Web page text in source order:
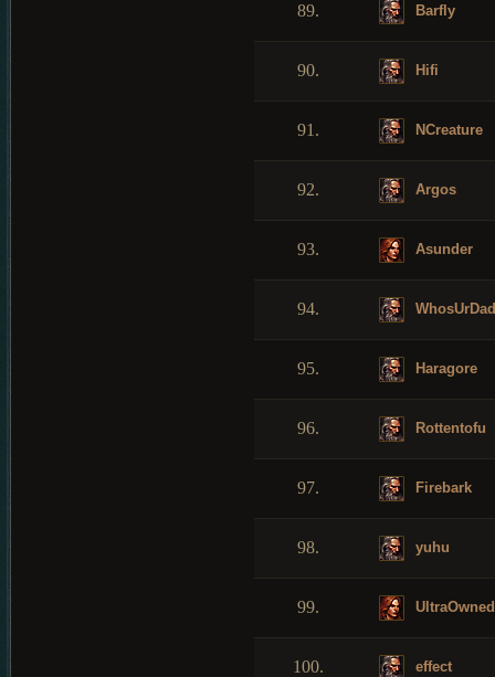
89. Barfly
90. Hifi
91. NCreature
92. Argos
93. Asunder
94.
95. Haragore
96. Rottentofu
97. Firebark
98. yuhu
99. UltraOwned
100. effect